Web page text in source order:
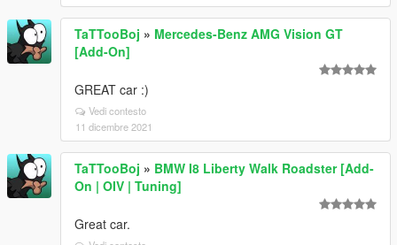
TaTTooBoj » Mercedes-Benz AMG Vision GT
[Add-On]
GREAT car :)
Vedi contesto
11 dicembre 2021
TaTTooBoj » BMW I8 Liberty Walk Roadster [Add-
On | OIV | Tuning]
Great car.